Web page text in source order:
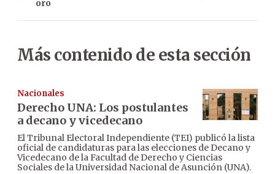
oro
Más contenido de esta sección
Nacionales
Derecho UNA: Los postulantes
a decano y vicedecano
El Tribunal Electoral Independiente (TEI) publicó la lista
oficial de candidaturas para las elecciones de Decano y
Vicedecano de la Facultad de Derecho y Ciencias
Sociales de la Universidad Nacional de Asunción (UNA).